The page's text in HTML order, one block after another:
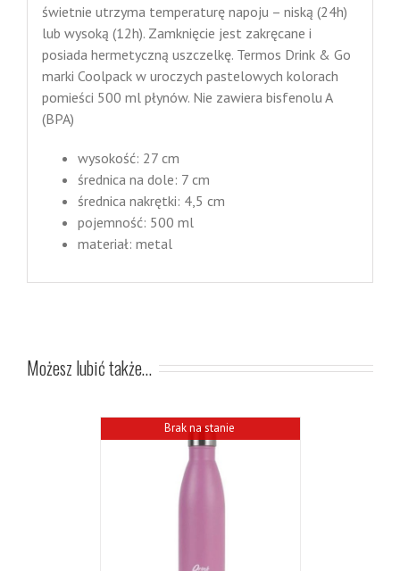
świetnie utrzyma temperaturę napoju – niską (24h)
lub wysoką (12h). Zamknięcie jest zakręcane i
posiada hermetyczną uszczelkę. Termos Drink & Go
marki Coolpack w uroczych pastelowych kolorach
pomieści 500 ml płynów. Nie zawiera bisfenolu A
(BPA)
wysokość: 27 cm
średnica na dole: 7 cm
średnica nakrętki: 4,5 cm
pojemność: 500 ml
materiał: metal
Możesz lubić także…
Brak na stanie